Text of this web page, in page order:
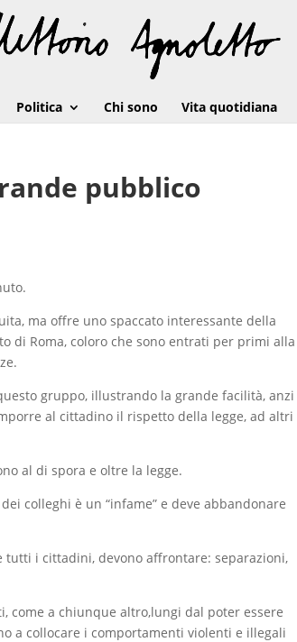
Politica Chi sono Vita quotidiana
pubblico
ma offre uno spaccato interessante della
di Roma, coloro che sono entrati per primi alla
gruppo, illustrando la grande facilità, anzi
al cittadino il rispetto della legge, ad altri
al di spora e oltre la legge.
colleghi è un “infame” e deve abbandonare
i cittadini, devono affrontare: separazioni,
come a chiunque altro,lungi dal poter essere
a collocare i comportamenti violenti e illegali